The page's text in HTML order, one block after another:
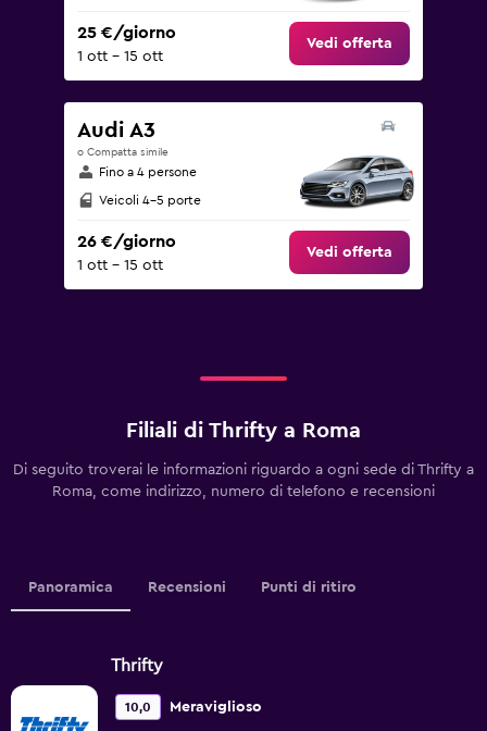
25 €/giorno
1 ott - 15 ott
Vedi offerta
Audi A3
o Compatta simile
Fino a 4 persone
Veicoli 4-5 porte
26 €/giorno
1 ott - 15 ott
Vedi offerta
Filiali di Thrifty a Roma
Di seguito troverai le informazioni riguardo a ogni sede di Thrifty a
Roma, come indirizzo, numero di telefono e recensioni
Panoramica Recensioni Punti di ritiro
Thrifty
10,0 Meraviglioso